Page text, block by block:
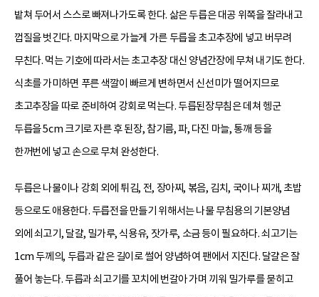
밭쳐 두어서 스스로 빠져나가도록 한다. 삶은 두릅은 대공 위쪽을 잘라내고
껍질을 벗긴다. 마지막으로 가늘게 가른 두릅을 초고추장에 넣고 버무려
무친다. 먹는 기호에 따라서는 초고추장 대신 양념간장에 무쳐 내기도 한다.
식초를 가미하면 푸른 색깔이 빠르게 변하면서 신선미가 떨어지므로
초고추장을 따로 준비하여 강회로 먹는다. 두릅된장무침은 데쳐 헹군
두릅을 5cm 크기로 자른 후 된장, 참기름, 파, 다진 마늘, 통깨 등을
한꺼번에 넣고 손으로 무쳐 완성한다.
두릅은 나물이나 강회 외에 튀김, 전, 장아찌, 볶음, 김치, 국이나 찌개, 초밥
등으로도 애용한다. 두릅전을 만들기 위해서는 나물 무침용의 기본양념
외에 쇠고기, 달걀, 밀가루, 식용유, 잣가루, 소금 등이 필요하다. 쇠고기는
1cm 두께의, 두릅과 같은 길이로 썰어 양념하여 팬에서 지진다. 달걀은 잘
풀어 놓는다. 두릅과 쇠고기를 꼬치에 번갈아 가며 끼워 밀가루를 묻히고